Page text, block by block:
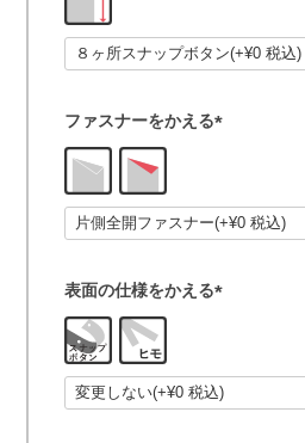
須
)
ファスナーをかえる
須
)
表面の仕様をかえる
須
)